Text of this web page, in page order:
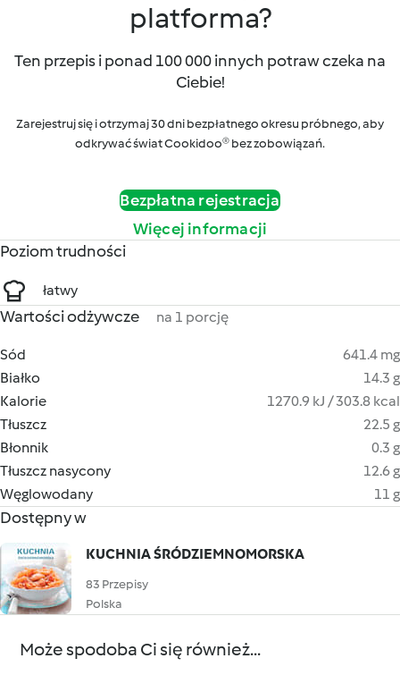
platforma?
Ten przepis i ponad 100 000 innych potraw czeka na
Ciebie!
Zarejestruj się i otrzymaj 30 dni bezpłatnego okresu próbnego, aby
odkrywać świat Cookidoo® bez zobowiązań.
Bezpłatna rejestracja
Więcej informacji
Poziom trudności
łatwy
Wartości odżywcze na 1 porcję
Sód
641.4 mg
Białko
14.3 g
Kalorie
1270.9 kJ / 303.8 kcal
Tłuszcz
22.5 g
Błonnik
0.3 g
Tłuszcz nasycony
12.6 g
Węglowodany
11 g
Dostępny w
KUCHNIA ŚRÓDZIEMNOMORSKA
83 Przepisy
Polska
Może spodoba Ci się również...